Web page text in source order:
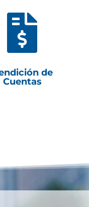

de
Cuentas